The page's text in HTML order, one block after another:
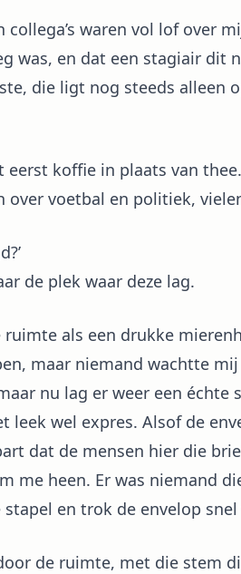
waren vol lof over
was, en dat een stagiair dit
die ligt nog steeds alleen
koffie in plaats van
over voetbal en politiek,
de plek waar deze lag.
als een drukke
maar niemand wachtte
nu lag er weer een
leek wel expres. Alsof de
dat de mensen hier die
me heen. Er was niemand
en trok de envelop
de ruimte, met die stem